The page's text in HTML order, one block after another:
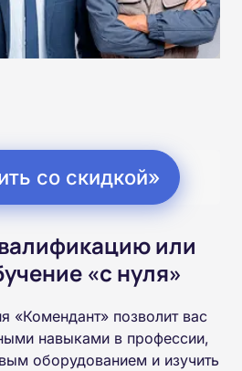
со скидкой»
или
«с нуля»
«Комендант» позволит вас
навыками в профессии,
оборудованием и изучить